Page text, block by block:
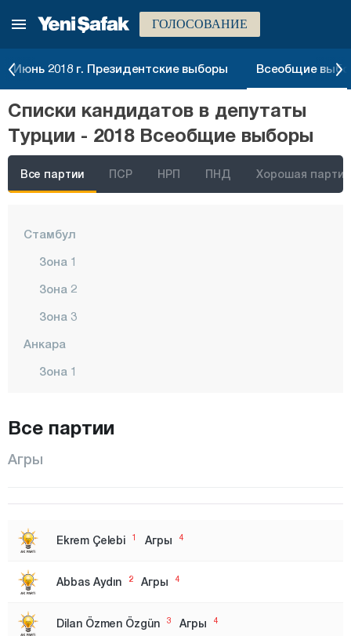
ГОЛОСОВАНИЕ
Июнь 2018 г. Президентские выборы Всеобщие
Списки кандидатов в депутаты
Турции - 2018 Всеобщие выборы
Все партии ПСР НРП ПНД Хорошая партия
Стамбул
Зона 1
Зона 2
Зона 3
Анкара
Зона 1
Зона 3
Измир
Зона 2
Адана
Афьонкарахисар
Агры
Все партии
Агры
Ekrem Çelebi 1 Агры 4
Abbas Aydın 2 Агры 4
Dilan Özmen Özgün 3 Агры 4